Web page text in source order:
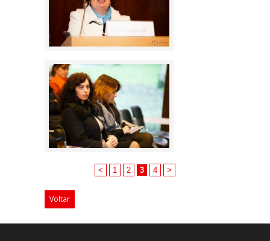
< 1 2 3 4 >
Voltar